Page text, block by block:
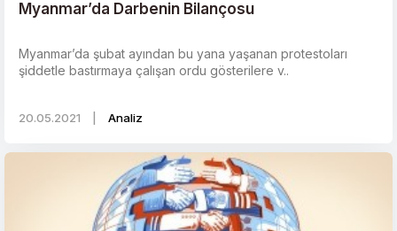
Myanmar’da Darbenin Bilançosu
Myanmar’da şubat ayından bu yana yaşanan protestoları
şiddetle bastırmaya çalışan ordu gösterilere v..
20.05.2021 Analiz